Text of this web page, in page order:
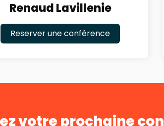
Renaud Lavillenie
Reserver une conférence
votre prochaine